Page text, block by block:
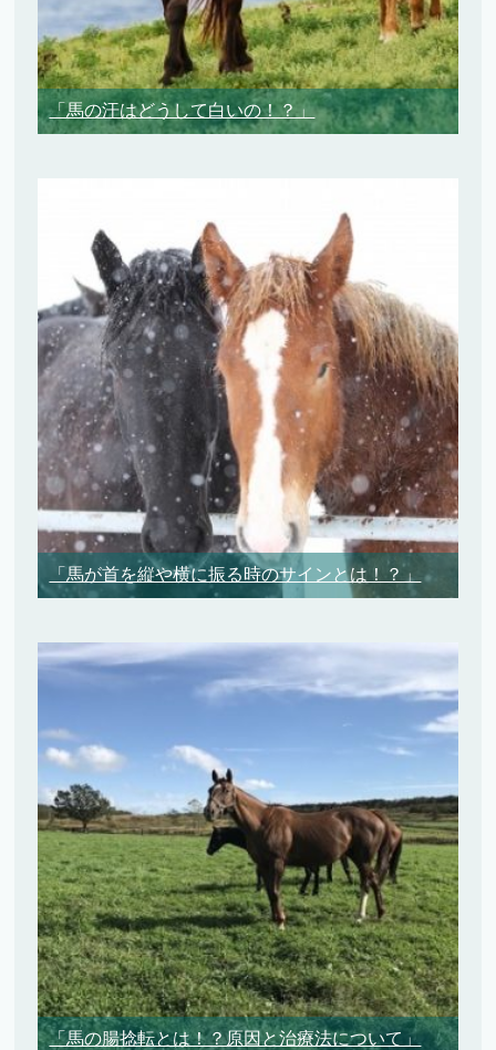
「馬の汗はどうして白いの！？」
「馬が首を縦や横に振る時のサインとは！？」
「馬の腸捻転とは！？原因と治療法について」